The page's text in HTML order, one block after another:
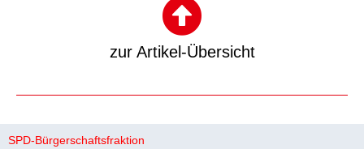
zur Artikel-Übersicht
SPD-Bürgerschaftsfraktion